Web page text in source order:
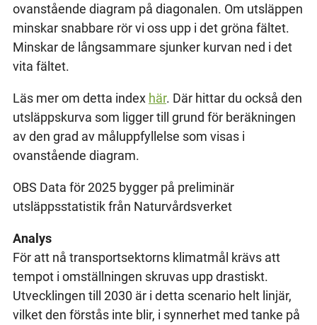
ovanstående diagram på diagonalen. Om utsläppen
minskar snabbare rör vi oss upp i det gröna fältet.
Minskar de långsammare sjunker kurvan ned i det
vita fältet.
Läs mer om detta index här. Där hittar du också den
utsläppskurva som ligger till grund för beräkningen
av den grad av måluppfyllelse som visas i
ovanstående diagram.
OBS Data för 2025 bygger på preliminär
utsläppsstatistik från Naturvårdsverket
Analys
För att nå transportsektorns klimatmål krävs att
tempot i omställningen skruvas upp drastiskt.
Utvecklingen till 2030 är i detta scenario helt linjär,
vilket den förstås inte blir, i synnerhet med tanke på